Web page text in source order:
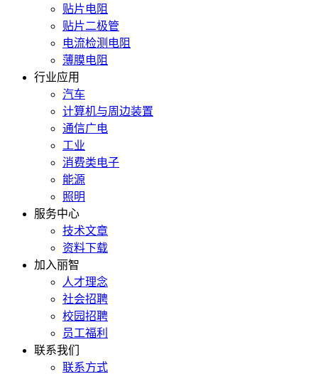
贴片电阻
贴片二极管
电流检测电阻
薄膜电阻
行业应用
汽车
计算机与周边装置
通信广电
工业
消费类电子
能源
照明
服务中心
技术文章
资料下载
加入丽智
人才理念
社会招聘
校园招聘
员工福利
联系我们
联系方式